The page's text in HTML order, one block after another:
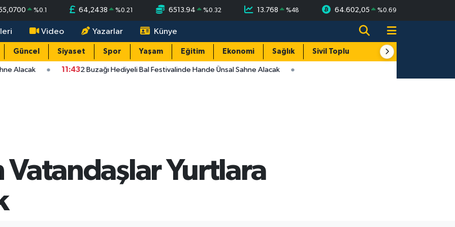
%0.1 64,2438 %0.21 6513.94 %0.32 13.768 %48 64.602,05 %0.69
Video Yazarlar Künye
Güncel Siyaset Spor Yaşam Eğitim Ekonomi Sağlık Sivil Toplum Turizm
Alacak 11:432 Buzağı Hediyeli Bal Festivalinde Hande Ünsal Sahne Alacak
Vatandaşlar Yurtlara